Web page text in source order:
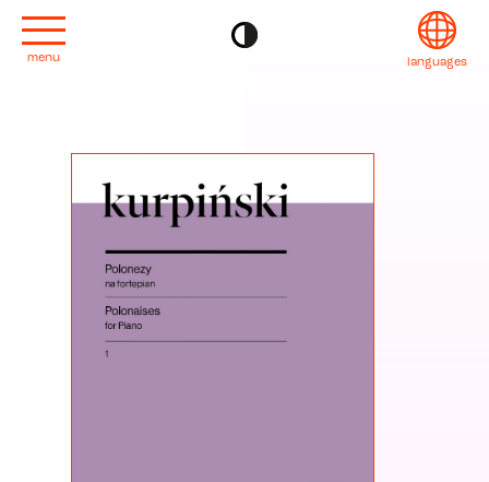
menu languages
English
Français
project
コンタクト